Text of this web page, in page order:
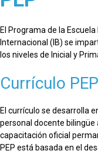
El Programa de la
Internacional (IB) se
los niveles de Inicial y
Currículo PEP
El currículo se desarrolla
personal docente
capacitación oficial
PEP está basada en el